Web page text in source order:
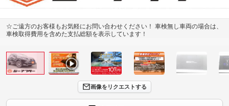
☆ご遠方のお客様もお気軽にお問い合わせください！ 車検無し車両の場合は、
車検取得費用を含めた支払総額を表示しています！
画像をリクエストする